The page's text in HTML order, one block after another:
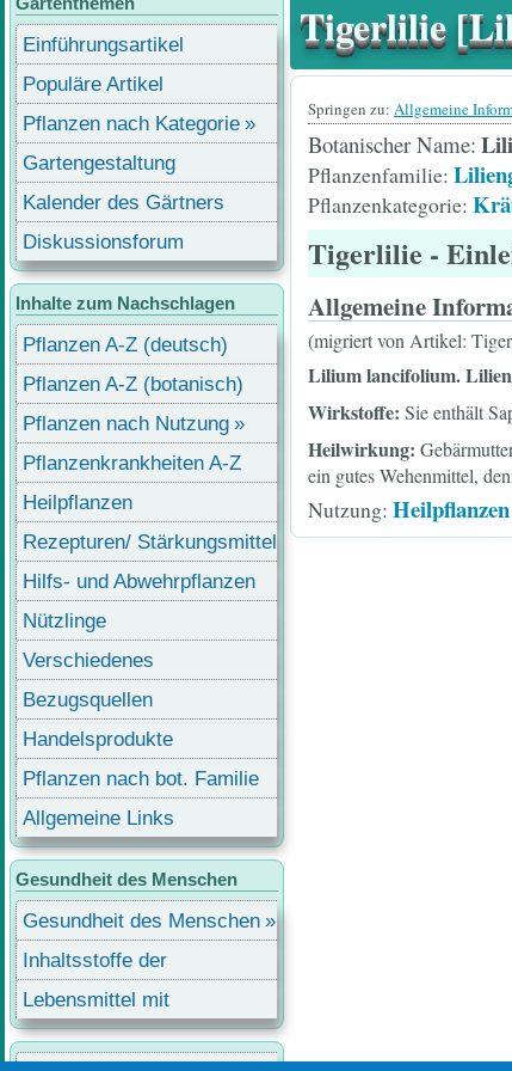
Tigerlilie
Springen zu: Allgemeine
Botanischer Name
Pflanzenfamilie
Pflanzenkategorie
Tigerlilie -
Allgemeine
(migriert von Artikel:
Lilium lancifolium.
Wirkstoffe: Sie enthält
Heilwirkung:
ein gutes Wehenmittel,
Nutzung Heilpflanzen
Einführungsartikel
Populäre Artikel
Pflanzen nach Kategorie
Gartengestaltung
Kalender des Gärtners
Diskussionsforum
Inhalte zum Nachschlagen
Pflanzen A-Z (deutsch)
Pflanzen A-Z (botanisch)
Pflanzen nach Nutzung
Pflanzenkrankheiten A-Z
Heilpflanzen
Rezepturen/ Stärkungsmittel
Hilfs- und Abwehrpflanzen
Nützlinge
Verschiedenes
Bezugsquellen
Handelsprodukte
Pflanzen nach bot. Familie
Allgemeine Links
Gesundheit des Menschen
Gesundheit des Menschen
Inhaltsstoffe der
Lebensmittel
Lebensmittel mit
Inhaltsstoffen
Benutzermenü